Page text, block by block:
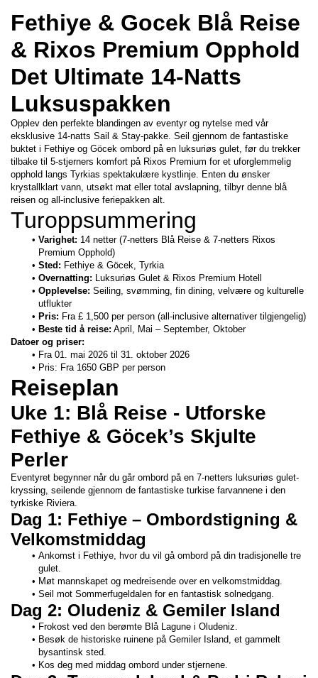
Fethiye & Gocek Blå Reise
& Rixos Premium Opphold
Det Ultimate 14-Natts
Luksuspakken
Opplev den perfekte blandingen av eventyr og nytelse med vår
eksklusive 14-natts Sail & Stay-pakke. Seil gjennom de fantastiske
buktet i Fethiye og Göcek ombord på en luksuriøs gulet, før du trekker
tilbake til 5-stjerners komfort på Rixos Premium for et uforglemmelig
opphold langs Tyrkias spektakulære kystlinje. Enten du ønsker
krystallklart vann, utsøkt mat eller total avslapning, tilbyr denne blå
reisen og all-inclusive feriepakken alt.
Turoppsummering
Varighet: 14 netter (7-netters Blå Reise & 7-netters Rixos
Premium Opphold)
Sted: Fethiye & Göcek, Tyrkia
Overnatting: Luksuriøs Gulet & Rixos Premium Hotell
Opplevelse: Seiling, svømming, fin dining, velvære og kulturelle
utflukter
Pris: Fra £ 1,500 per person (all-inclusive alternativer tilgjengelig)
Beste tid å reise: April, Mai – September, Oktober
Datoer og priser:
Fra 01. mai 2026 til 31. oktober 2026
Pris: Fra 1650 GBP per person
Reiseplan
Uke 1: Blå Reise - Utforske
Fethiye & Göcek’s Skjulte
Perler
Eventyret begynner når du går ombord på en 7-netters luksuriøs gulet-
kryssing, seilende gjennom de fantastiske turkise farvannene i den
tyrkiske Riviera.
Dag 1: Fethiye – Ombordstigning &
Velkomstmiddag
Ankomst i Fethiye, hvor du vil gå ombord på din tradisjonelle tre
gulet.
Møt mannskapet og medreisende over en velkomstmiddag.
Seil mot Sommerfugeldalen for en fantastisk solnedgang.
Dag 2: Oludeniz & Gemiler Island
Frokost ved den berømte Blå Lagune i Oludeniz.
Besøk de historiske ruinene på Gemiler Island, et gammelt
bysantinsk sted.
Kos deg med middag ombord under stjernene.